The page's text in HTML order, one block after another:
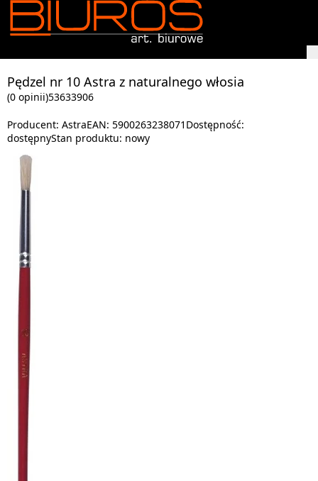
Pędzel nr 10 Astra z naturalnego włosia
(0 opinii)53633906
Producent: AstraEAN: 5900263238071 Dostępność:
dostępnyStan produktu: nowy